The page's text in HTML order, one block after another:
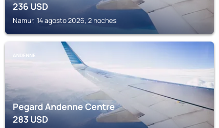
236USD
Namur, 14 agosto 2026, 2 noches
ANDENNE
Pegard Andenne Centre
283USD